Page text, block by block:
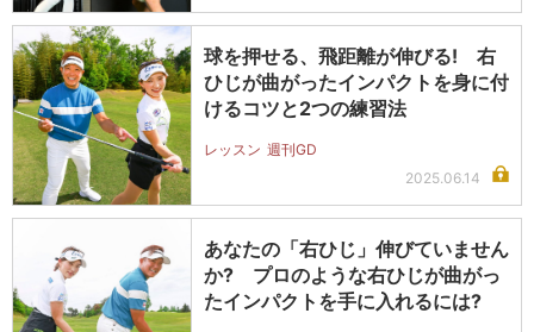
球を押せる、飛距離が伸びる! 右
ひじが曲がったインパクトを身に付
けるコツと2つの練習法
レッスン 週刊GD
2025.06.14
あなたの「右ひじ」伸びていません
か? プロのような右ひじが曲がっ
たインパクトを手に入れるには?